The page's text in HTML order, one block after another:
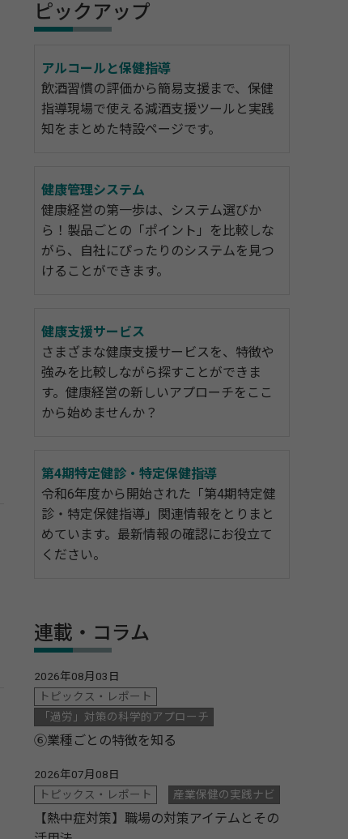
ピックアップ
アルコールと保健指導
飲酒習慣の評価から簡易支援まで、保健
指導現場で使える減酒支援ツールと実践
知をまとめた特設ページです。
健康管理システム
健康経営の第一歩は、システム選びか
ら！製品ごとの「ポイント」を比較しな
がら、自社にぴったりのシステムを見つ
けることができます。
健康支援サービス
さまざまな健康支援サービスを、特徴や
強みを比較しながら探すことができま
す。健康経営の新しいアプローチをここ
から始めませんか？
第4期特定健診・特定保健指導
令和6年度から開始された「第4期特定健
診・特定保健指導」関連情報をとりまと
めています。最新情報の確認にお役立て
ください。
連載・コラム
2026年08月03日
トピックス・レポート
「過労」対策の科学的アプローチ
⑥業種ごとの特徴を知る
2026年07月08日
トピックス・レポート
産業保健の実践ナビ
【熱中症対策】職場の対策アイテムとその